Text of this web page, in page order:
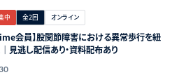
中 全2回 オンライン
会員】股関節障害における異常歩行を紐
見逃し配信あり・資料配布あり